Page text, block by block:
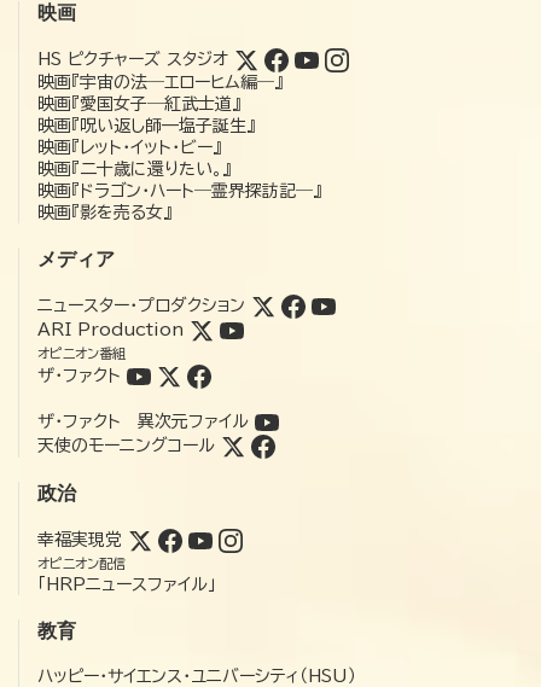
映画
HS ピクチャーズ スタジオ
映画『宇宙の法―エローヒム編―』
映画『愛国女子―紅武士道』
映画『呪い返し師—塩子誕生』
映画『レット・イット・ビー』
映画『二十歳に還りたい。』
映画『ドラゴン・ハート―霊界探訪記―』
映画『影を売る女』
メディア
ニュースター・プロダクション
ARI Production
オピニオン番組
ザ・ファクト
ザ・ファクト 異次元ファイル
天使のモーニングコール
政治
幸福実現党
オピニオン配信
「HRPニュースファイル」
教育
ハッピー・サイエンス・ユニバーシティ（HSU）